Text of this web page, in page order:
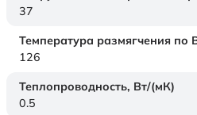
37
Температура размягчения по
126
Теплопроводность, Вт/(мК)
0.5